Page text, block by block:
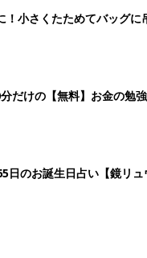
！小さくたためてバッグ
だけの【無料】お金の勉
のお誕生日占い【鏡リュ